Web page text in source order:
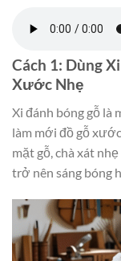
Cách 1: Dùng
Xước Nhẹ
Xi đánh bóng gỗ là
làm mới đồ gỗ
mặt gỗ, chà xát
trở nên sáng bóng